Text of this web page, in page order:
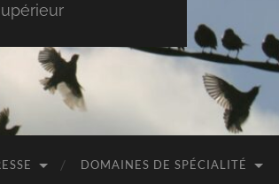
DOMAINES DE SPÉCIALITÉ